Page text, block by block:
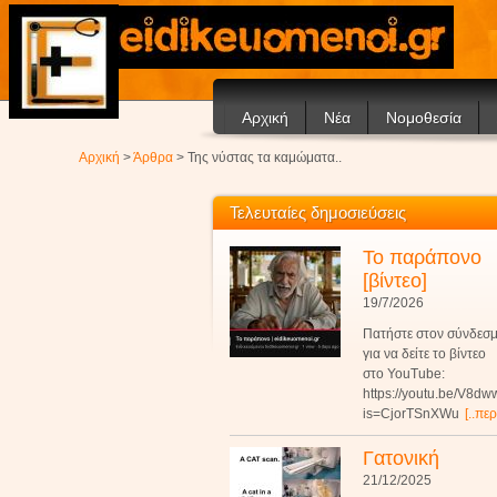
Αρχική Νέα Νομοθεσία
Αρχική >Άρθρα > Της νύστας τα καμώματα..
Τελευταίες δημοσιεύσεις
Το παράπονο
[βίντεο]
19/7/2026
Πατήστε στον
για να δείτε το βίντεο
στο YouTube:
https://youtu.be/
is=CjorTSnXWu
Γατονική
21/12/2025